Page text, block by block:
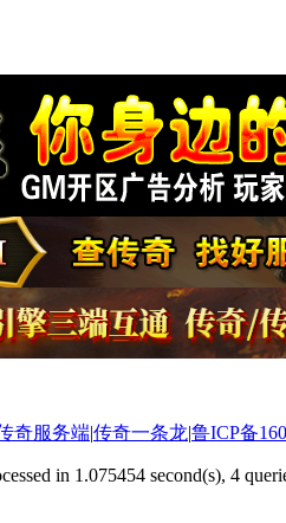
奇服务端|传奇一条龙|鲁ICP备
in 1.075454 second(s), 4